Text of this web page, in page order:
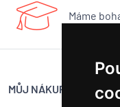
Máme
MŮJ NÁKUP